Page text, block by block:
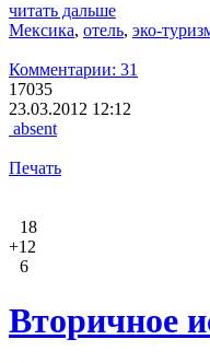
читать дальше
Мексика, отель, эко-
Комментарии: 31
17035
23.03.2012 12:12
absent
Печать
18
+12
6
Вторичное